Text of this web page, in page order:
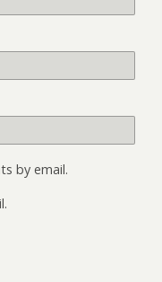
by email.